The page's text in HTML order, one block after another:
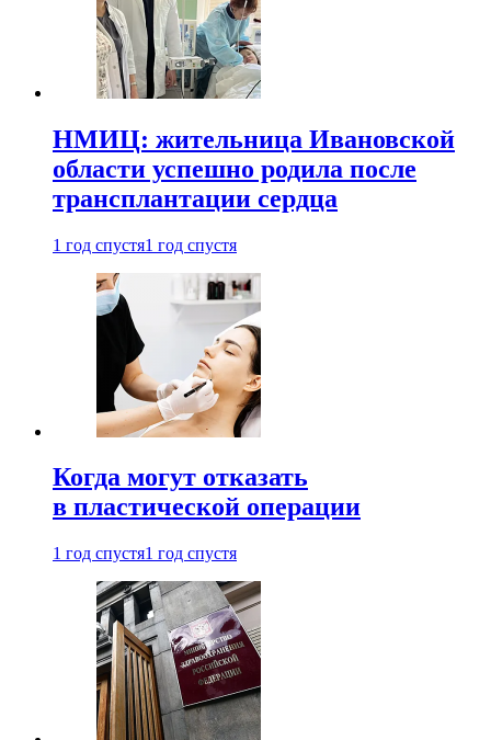
НМИЦ: жительница Ивановской
области успешно родила после
трансплантации сердца
1 год спустя1 год спустя
Когда могут отказать
в пластической операции
1 год спустя1 год спустя